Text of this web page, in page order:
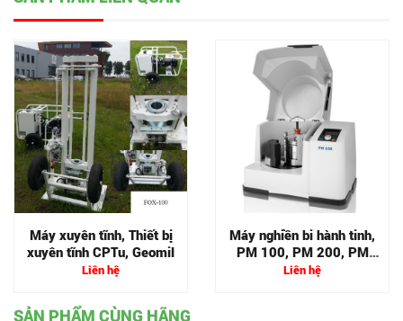
Máy xuyên tĩnh, Thiết bị
xuyên tĩnh CPTu, Geomil
Liên hệ
Máy nghiền bi hành tinh,
PM 100, PM 200, PM
400
Liên hệ
SẢN PHẨM CÙNG HÃNG